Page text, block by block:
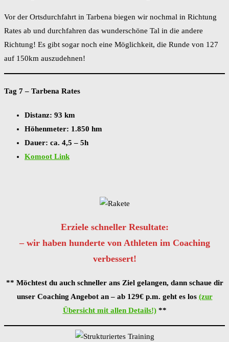
Vor der Ortsdurchfahrt in Tarbena biegen wir nochmal in Richtung
Rates ab und durchfahren das wunderschöne Tal in die andere
Richtung! Es gibt sogar noch eine Möglichkeit, die Runde von 127
auf 150km auszudehnen!
Tag 7 – Tarbena Rates
Distanz: 93 km
Höhenmeter: 1.850 hm
Dauer: ca. 4,5 – 5h
Komoot Link
Erziele schneller Resultate:
– wir haben hunderte von Athleten im Coaching
verbessert!
** Möchtest du auch schneller ans Ziel gelangen, dann schaue dir
unser Coaching Angebot an – ab 129€ p.m. geht es los (zur
Übersicht mit allen Details!) **